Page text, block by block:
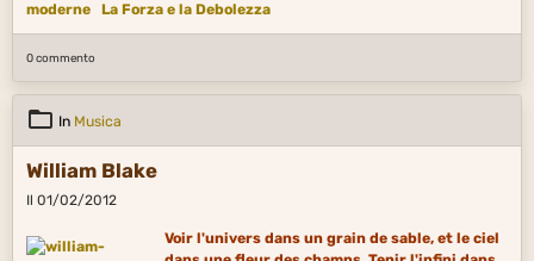
moderne
La Forza e la Debolezza
0 commento
In Musica
William Blake
Il 01/02/2012
Voir l'univers dans un grain de sable, et le ciel